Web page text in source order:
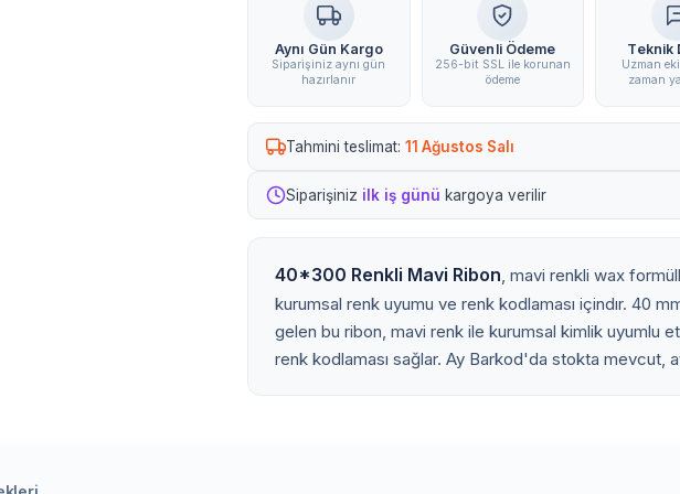
Aynı Gün Kargo
Siparişiniz aynı gün
hazırlanır
Güvenli Ödeme
256-bit SSL ile korunan
ödeme
Teknik
Uzman
zaman
Tahmini teslimat: 11 Ağustos Salı
Siparişiniz ilk iş günü kargoya verilir
40*300 Renkli Mavi Ribon, mavi renkli wax
kurumsal renk uyumu ve renk kodlaması içindır. 40
gelen bu ribon, mavi renk ile kurumsal kimlik uyumlu
renk kodlaması sağlar. Ay Barkod'da stokta mevcut,